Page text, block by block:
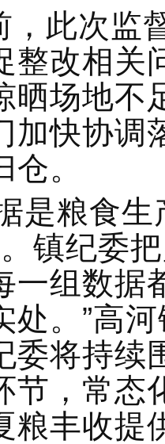
，此次监
整改相关
晒场地不
加快协调
。
是粮食生
。镇纪委
一组数据
处。”高
委将持续
节，常态
粮丰收提